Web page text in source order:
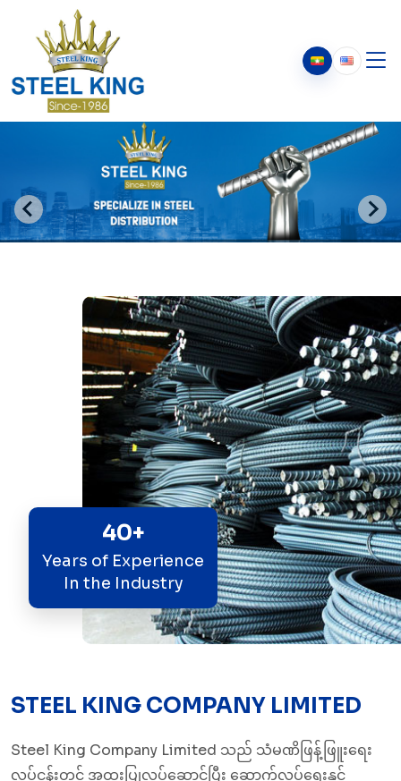
40+
Years of Experience
In the Industry
STEEL KING COMPANY LIMITED
Steel King Company Limited သည် သံမဏိဖြန့်ဖြူးရေး
လုပ်ငန်းတွင် အထူးပြုလုပ်ဆောင်ပြီး ဆောက်လုပ်ရေးနှင့်
ကျွန်ုပ်တို့အကြောင်း
ကျွန်ုပ်တို့၏သမိုင်း
ဥက္ကဋ္ဌ၏ သတင်းစကား